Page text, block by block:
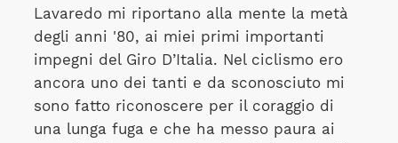
Lavaredo mi riportano alla mente la metà
degli anni '80, ai miei primi importanti
impegni del Giro D’Italia. Nel ciclismo ero
ancora uno dei tanti e da sconosciuto mi
sono fatto riconoscere per il coraggio di
una lunga fuga e che ha messo paura ai